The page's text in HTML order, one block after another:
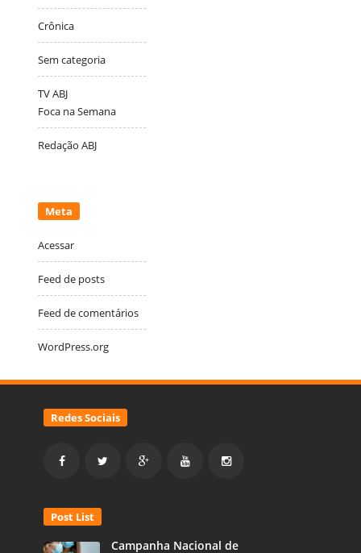
Crônica
Sem categoria
TV ABJ
Foca na Semana
Redação ABJ
Meta
Acessar
Feed de posts
Feed de comentários
WordPress.org
Redes Sociais
Post List
Campanha Nacional de